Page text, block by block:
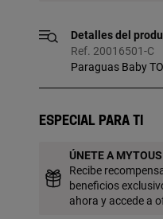
Detalles del
Ref. 20016501-C
Paraguas Baby
65cm Diámetro
Especial para ti
ÚNETE A MYTOUS
Recibe
beneficios
ahora y accede a